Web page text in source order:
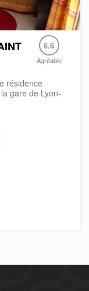
6.6
Agréable
résidence
gare de Lyon-